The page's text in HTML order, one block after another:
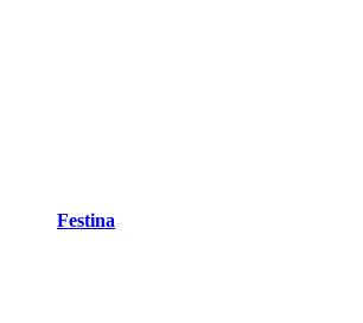
Festina